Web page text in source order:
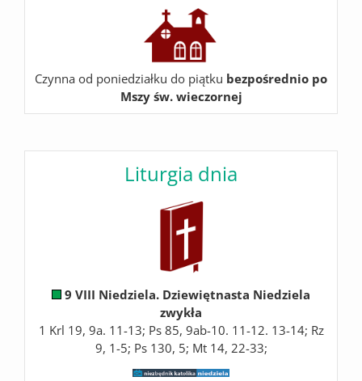
Czynna od poniedziałku do piątku bezpośrednio po
Mszy św. wieczornej
Liturgia dnia
9 VIII Niedziela. Dziewiętnasta Niedziela
zwykła
1 Krl 19, 9a. 11-13; Ps 85, 9ab-10. 11-12. 13-14; Rz
9, 1-5; Ps 130, 5; Mt 14, 22-33;